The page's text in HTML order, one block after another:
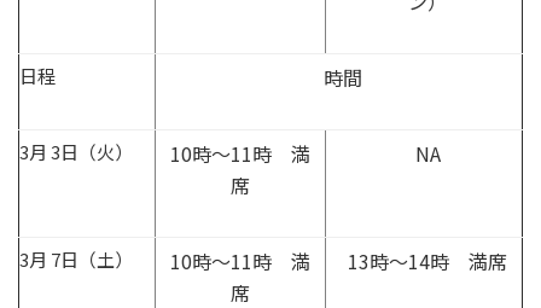
日程 時間
3月 3日（火）
10時～11時 満
席
NA
3月 7日（土）
10時～11時 満
席
13時～14時 満席